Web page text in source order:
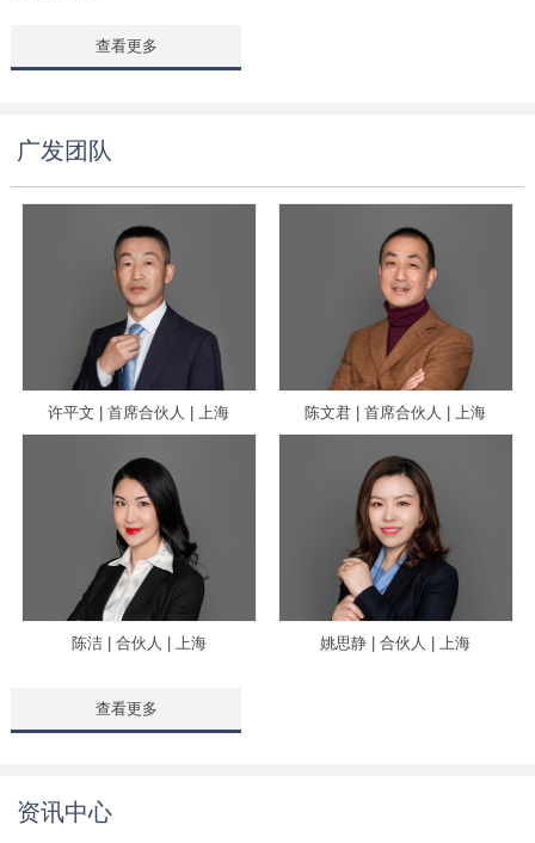
查看更多
广发团队
许平文 | 首席合伙人 | 上海 陈文君 | 首席合伙人 | 上海
陈洁 | 合伙人 | 上海 姚思静 | 合伙人 | 上海
查看更多
资讯中心